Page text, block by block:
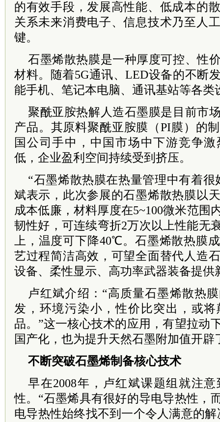
的有效手段，发展高性能、低成本的
关系未来消费电子、信息技术乃至人
键。
石墨烯散热膜是一种厚度可控、性
材料。随着5G通讯、LED设备的不断
能手机、笔记本电脑、通讯基站等各类
聚酰亚胺热解人造石墨膜是目前市
产品。其原料聚酰亚胺膜（PI膜）的
国公司手中，中国市场中下游竞争
低，企业盈利空间持续受到挤压。
“石墨烯散热膜在热量管理中有着很
斌表示，此次参展的石墨烯散热膜以
成本低廉，材料厚度在5~100微米范围
韧性好，可连续弯折2万次以上性能无
上，温度可下降40℃。石墨烯散热膜
艺过程简洁高效，可望全面替代人造
设备、柔性显示、高功率武器装备提供
卢红斌介绍：“高质量石墨烯散热
发，环境污染小，性价比突出，或
品。”这一核心技术的应用，有望拉动
国产化，也为提升天然石墨附加值开辟
不断突破石墨烯制备核心技术
早在2008年，卢红斌课题组就注
性。“石墨烯具有很好的导电导热性，
电导热性始终找不到一个令人满意的